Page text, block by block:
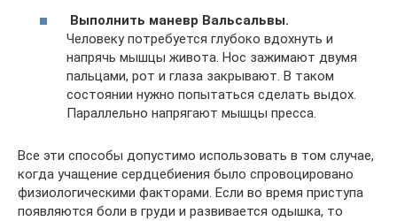
Выполнить маневр Вальсальвы.
Человеку потребуется глубоко вдохнуть и
напрячь мышцы живота. Нос зажимают двумя
пальцами, рот и глаза закрывают. В таком
состоянии нужно попытаться сделать выдох.
Параллельно напрягают мышцы пресса.
Все эти способы допустимо использовать в том случае,
когда учащение сердцебиения было спровоцировано
физиологическими факторами. Если во время приступа
появляются боли в груди и развивается одышка, то